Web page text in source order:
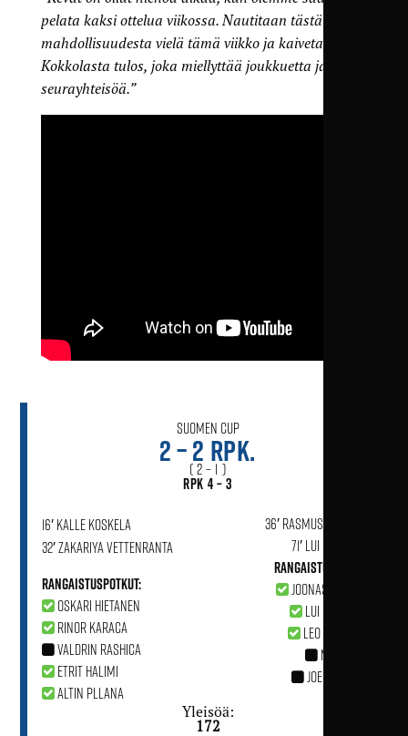
pelata kaksi ottelua viikossa. Nautitaan tästä
mahdollisuudesta vielä tämä viikko ja kaivetaan
Kokkolasta tulos, joka miellyttää joukkuetta ja
seurayhteisöä.”
Suomen Cup
2 – 2 rpk.
( 2 – 1 )
rpk 4 – 3
36′ Rasmus Väisänen
71′ Lui Bradbury
Rangaistuspotkut:
Joonas Rantala
Lui Bradbury
Leo Kyllönen
Noel Hasa
Joel Laitinen
16′ Kalle Koskela
32′ Zakariya Vettenranta
Rangaistuspotkut:
Oskari Hietanen
Rinor Karaca
Valdrin Rashica
Etrit Halimi
Altin Pllana
Yleisöä:
172